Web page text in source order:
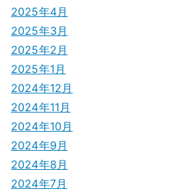
2025年4月
2025年3月
2025年2月
2025年1月
2024年12月
2024年11月
2024年10月
2024年9月
2024年8月
2024年7月